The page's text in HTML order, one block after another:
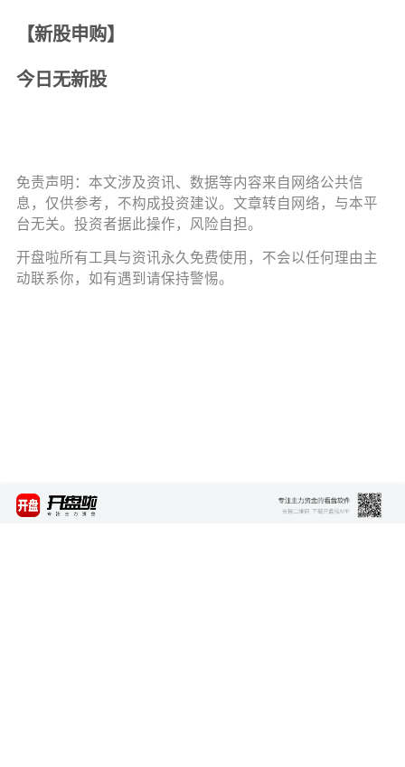
【新股申购】
今日无新股
免责声明：本文涉及资讯、数据等内容来自网络公共信
息，仅供参考，不构成投资建议。文章转自网络，与本平
台无关。投资者据此操作，风险自担。
开盘啦所有工具与资讯永久免费使用，不会以任何理由主
动联系你，如有遇到请保持警惕。